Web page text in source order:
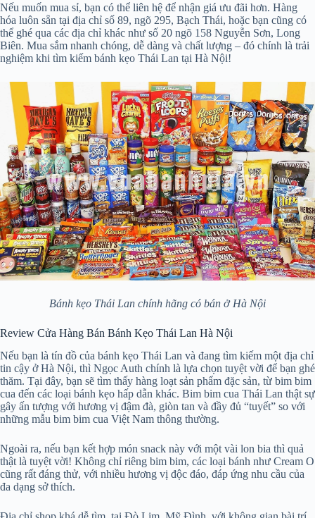
Nếu muốn mua sỉ, bạn có thể liên hệ để nhận giá ưu đãi hơn. Hàng
hóa luôn sẵn tại địa chỉ số 89, ngõ 295, Bạch Thái, hoặc bạn cũng có
thể ghé qua các địa chỉ khác như số 20 ngõ 158 Nguyễn Sơn, Long
Biên. Mua sắm nhanh chóng, dễ dàng và chất lượng – đó chính là trải
nghiệm khi tìm kiếm bánh kẹo Thái Lan tại Hà Nội!
Bánh kẹo Thái Lan chính hãng có bán ở Hà Nội
Review Cửa Hàng Bán Bánh Kẹo Thái Lan Hà Nội
Nếu bạn là tín đồ của bánh kẹo Thái Lan và đang tìm kiếm một địa chỉ
tin cậy ở Hà Nội, thì Ngọc Auth chính là lựa chọn tuyệt vời để bạn ghé
thăm. Tại đây, bạn sẽ tìm thấy hàng loạt sản phẩm đặc sản, từ bim bim
cua đến các loại bánh kẹo hấp dẫn khác. Bim bim cua Thái Lan thật sự
gây ấn tượng với hương vị đậm đà, giòn tan và đầy đủ “tuyết” so với
những mẫu bim bim cua Việt Nam thông thường.
Ngoài ra, nếu bạn kết hợp món snack này với một vài lon bia thì quả
thật là tuyệt vời! Không chỉ riêng bim bim, các loại bánh như Cream O
cũng rất đáng thử, với nhiều hương vị độc đáo, đáp ứng nhu cầu của
đa dạng sở thích.